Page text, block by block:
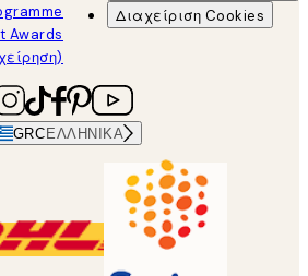
Awards
Διαχείριση Cookies
GRC ΕΛΛΗΝΙΚΆ